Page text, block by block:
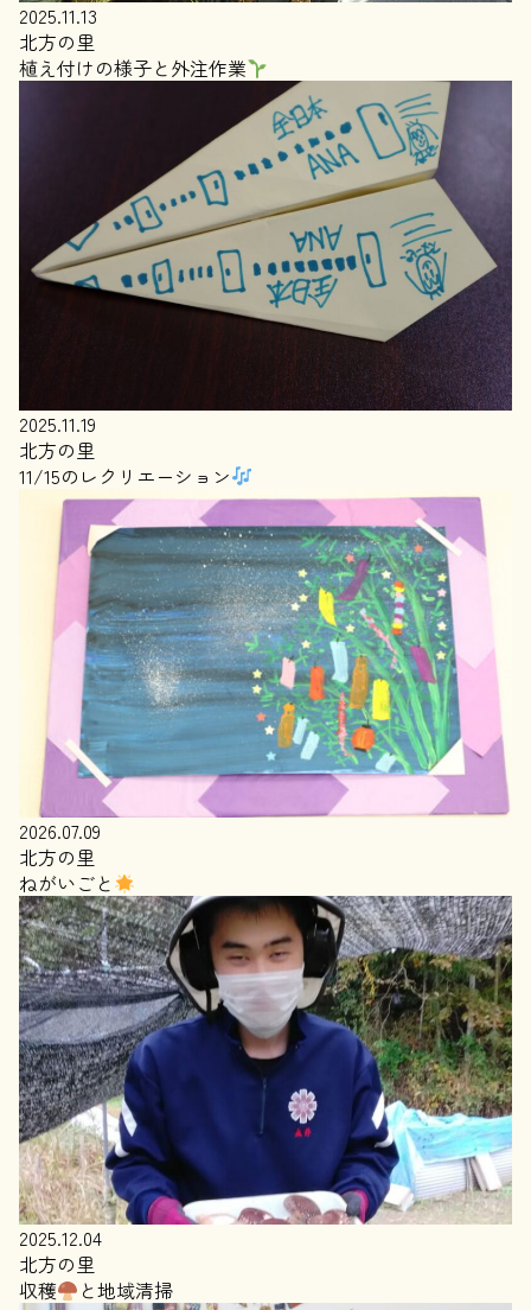
2025.11.13
北方の里
植え付けの様子と外注作業
2025.11.19
北方の里
11/15のレクリエーション
2026.07.09
北方の里
ねがいごと
2025.12.04
北方の里
収穫
と地域清掃